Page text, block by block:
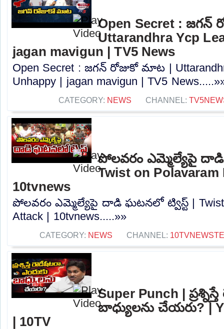
Open Secret :
Uttarandhra Ycp
jagan mavigun | TV5 News
Open Secret : జగన్ రోజుకో మాట |
Unhappy | jagan mavigun | TV5
CATEGORY: NEWS CHANNEL:
పోలవరం ఎమ్మెల్యేపై
Twist on Polavaram
10tvnews
పోలవరం ఎమ్మెల్యేపై దాడి ఘటనలో ట్విస్ట్ | Twist
Attack | 10tvnews.....»»
CATEGORY: NEWS CHANNEL:
Super Punch |
బాధ్యులను చేయరు? |
| 10TV